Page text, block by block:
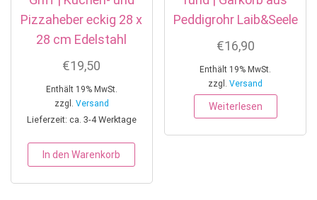
Pizzaheber eckig 28 x
28 cm Edelstahl
€19,50
Enthält 19% MwSt.
zzgl. Versand
Lieferzeit: ca. 3-4 Werktage
In den Warenkorb
Peddigrohr Laib&Seele
€16,90
Enthält 19% MwSt.
zzgl.Versand
Weiterlesen